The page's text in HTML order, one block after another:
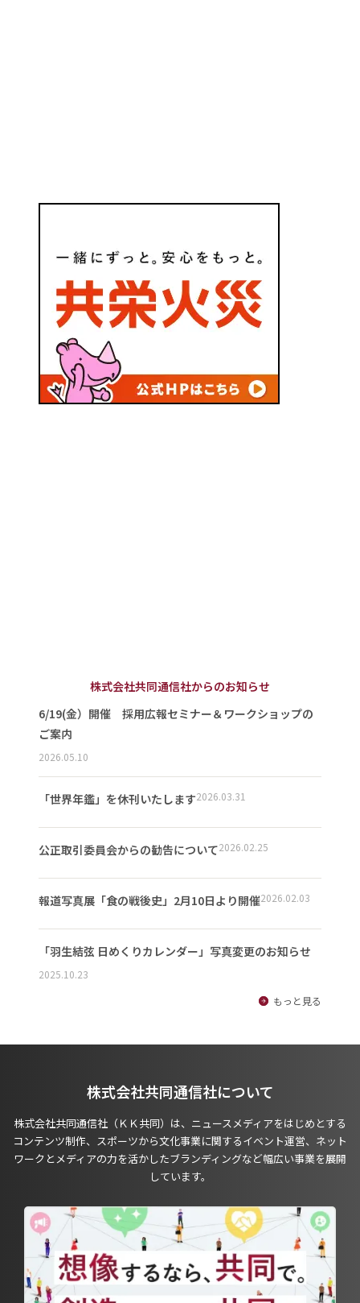
株式会社共同通信社からのお知らせ
6/19(金）開催 採用広報セミナー＆ワークショップの
ご案内
2026.05.10
「世界年鑑」を休刊いたします2026.03.31
公正取引委員会からの勧告について2026.02.25
報道写真展「食の戦後史」2月10日より開催2026.02.03
「羽生結弦 日めくりカレンダー」写真変更のお知らせ
2025.10.23
もっと見る
株式会社共同通信社について
株式会社共同通信社（ＫＫ共同）は、ニュースメディアをはじめとする
コンテンツ制作、スポーツから文化事業に関するイベント運営、ネット
ワークとメディアの力を活かしたブランディングなど幅広い事業を展開
しています。